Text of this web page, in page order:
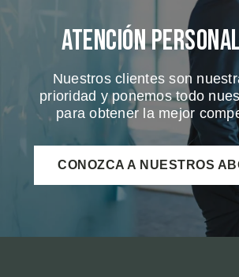
Atención
Nuestros clientes son
prioridad y ponemos todo
para obtener la mejor
CONOZCA A NUESTROS